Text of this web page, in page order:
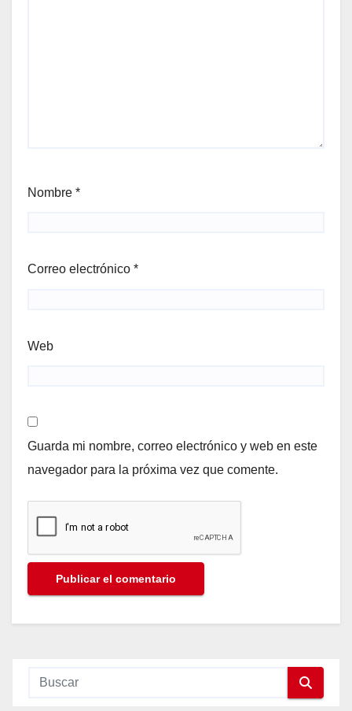
Nombre *
Correo electrónico *
Web
Guarda mi nombre, correo electrónico y web en este
navegador para la próxima vez que comente.